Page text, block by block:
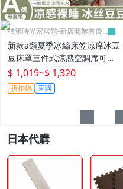
樸素時光家居館-新店開業有優
新款a類夏季冰絲床笠涼席冰豆
豆床罩三件式涼感空調席可機
洗-樸素時光家居館
$ 1,019~$ 1,320
折扣碼 直購
日本代購